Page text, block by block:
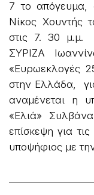
7 το απόγευμα,
Νίκος Χουντής
στις 7. 30 μ.μ.
ΣΥΡΙΖΑ
«Ευρωεκλογές
στην Ελλάδα,
αναμένεται η
«Ελιά»
επίσκεψη για
υποψήφιος με